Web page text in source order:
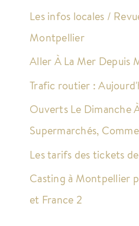
Les infos locales /
Montpellier
Aller À La Mer Depuis
Trafic routier :
Ouverts Le Dimanche
Supermarchés,
Les tarifs des tickets
Casting à Montpellier
et France 2